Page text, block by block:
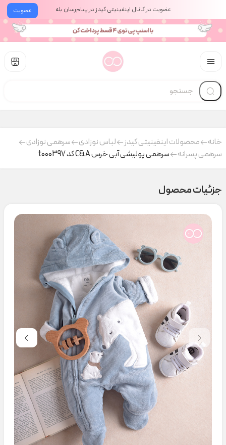
عضویت عضویت در کانال اینفینیتی کیدز در پیام‌رسان بله
خانه محصولات اینفینیتی کیدز لباس نوزادی
سرهمی نوزادی
سرهمی پسرانه
سرهمی پولیشی آبی خرس C&A کد t000397
جزئیات محصول